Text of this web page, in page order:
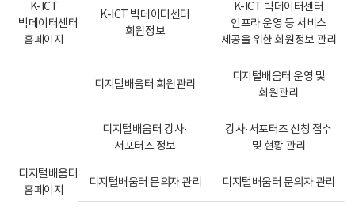
K-ICT
빅데이터센터
홈페이지
K-ICT 빅데이터센터
회원정보
K-ICT 빅데이터센터
인프라 운영 등 서비스
제공을 위한 회원정보 관리
디지털배움터
홈페이지
디지털배움터 회원관리
디지털배움터 운영 및
회원관리
디지털배움터 강사·
서포터즈 정보
강사·서포터즈 신청 접수
및 현황 관리
디지털배움터 문의자 관리 디지털배움터 문의자 관리